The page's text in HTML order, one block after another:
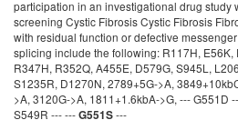
participation in an investigational drug study
screening Cystic Fibrosis Cystic Fibrosis
with residual function or defective
splicing include the following: R117H,
R347H, R352Q, A455E, D579G, S945L,
S1235R, D1270N, 2789+5G->A,
>A, 3120G->A, 1811+1.6kbA->G, --- G551D
S549R --- ---G551S---